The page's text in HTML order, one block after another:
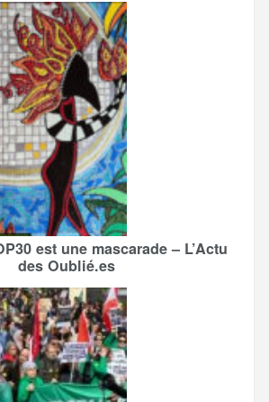
est une mascarade – L’Actu
des Oublié.es